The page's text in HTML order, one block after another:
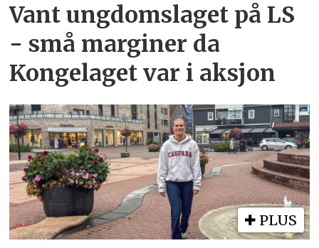
Vant ungdomslaget på LS
- små marginer da
Kongelaget var i aksjon
PLUS